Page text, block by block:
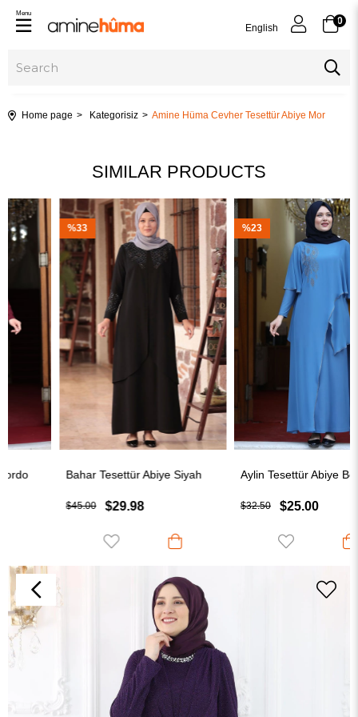
English
0
Menu
Home page Kategorisiz Amine Hüma Cevher Tesettür Abiye Mor
SIMILAR PRODUCTS
Bahar Tesettür Abiye Siyah
$29.98
%33
Aylin Tesettür Abiye Bebe Mavisi
$25.00
%23